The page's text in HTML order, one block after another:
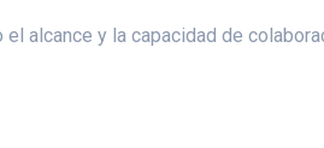
alcance y la capacidad de